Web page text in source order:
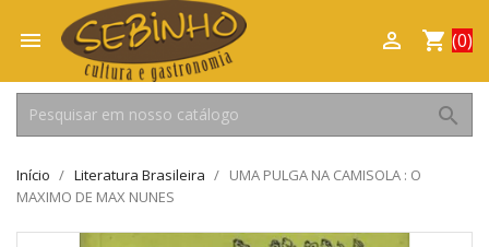
 shopping_cart (0)

search
Início Literatura Brasileira
UMA PULGA NA CAMISOLA : O
MAXIMO DE MAX NUNES